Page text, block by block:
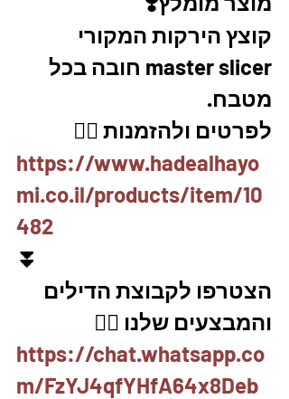
קוצץ הירקות המקורי
master slicer חובה בכל
מטבח.
לפרטים ולהזמנות 👇🏼
https://www.hadealhayo
mi.co.il/products/item/10
482
⏬
הצטרפו לקבוצת הדילים
והמבצעים שלנו 👇🏽
https://chat.whatsapp.co
m/FzYJ4qfYHfA64x8Deb